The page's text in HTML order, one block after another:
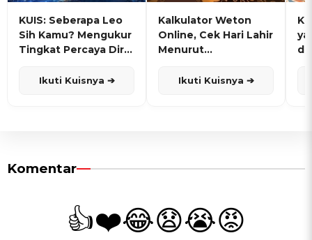
KUIS: Seberapa Leo
Sih Kamu? Mengukur
Tingkat Percaya Diri
Ikuti Kuisnya ➔
Kalkulator Weton
Online, Cek Hari Lahir
Menurut
Ikuti Kuisnya ➔
Komentar
👍❤️😂😧😭😡